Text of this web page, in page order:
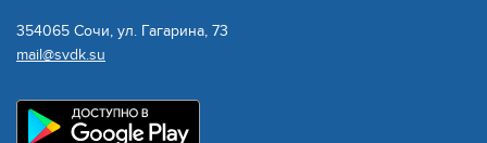
354065 Сочи, ул. Гагарина, 73
mail@svdk.su